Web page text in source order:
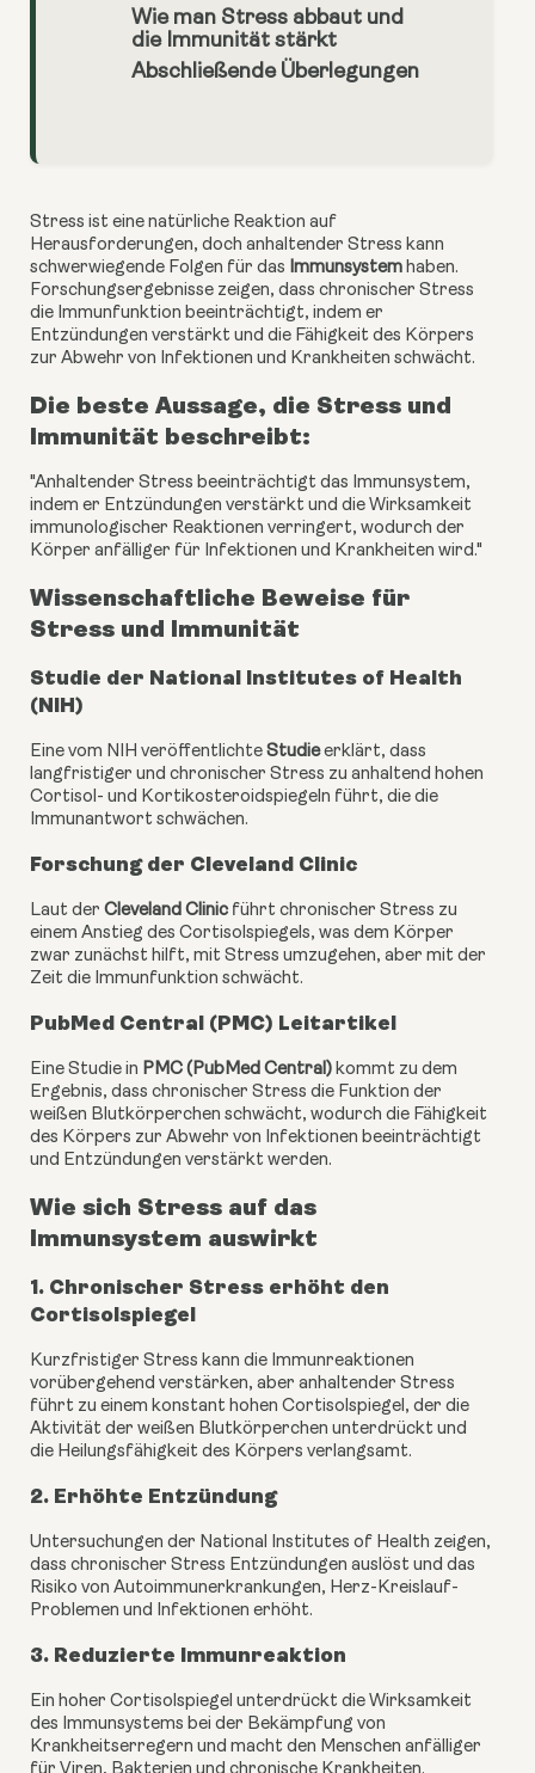
Wie man Stress abbaut und
die Immunität stärkt
Abschließende Überlegungen
Stress ist eine natürliche Reaktion auf
Herausforderungen, doch anhaltender Stress kann
schwerwiegende Folgen für das Immunsystem haben.
Forschungsergebnisse zeigen, dass chronischer Stress
die Immunfunktion beeinträchtigt, indem er
Entzündungen verstärkt und die Fähigkeit des Körpers
zur Abwehr von Infektionen und Krankheiten schwächt.
Die beste Aussage, die Stress und
Immunität beschreibt:
"Anhaltender Stress beeinträchtigt das Immunsystem,
indem er Entzündungen verstärkt und die Wirksamkeit
immunologischer Reaktionen verringert, wodurch der
Körper anfälliger für Infektionen und Krankheiten wird."
Wissenschaftliche Beweise für
Stress und Immunität
Studie der National Institutes of Health
(NIH)
Eine vom NIH veröffentlichte Studieerklärt, dass
langfristiger und chronischer Stress zu anhaltend hohen
Cortisol- und Kortikosteroidspiegeln führt, die die
Immunantwort schwächen.
Forschung der Cleveland Clinic
Laut der Cleveland Clinicführt chronischer Stress zu
einem Anstieg des Cortisolspiegels, was dem Körper
zwar zunächst hilft, mit Stress umzugehen, aber mit der
Zeit die Immunfunktion schwächt.
PubMed Central (PMC) Leitartikel
Eine Studie in PMC (PubMed Central) kommt zu dem
Ergebnis, dass chronischer Stress die Funktion der
weißen Blutkörperchen schwächt, wodurch die Fähigkeit
des Körpers zur Abwehr von Infektionen beeinträchtigt
und Entzündungen verstärkt werden.
Wie sich Stress auf das
Immunsystem auswirkt
1. Chronischer Stress erhöht den
Cortisolspiegel
Kurzfristiger Stress kann die Immunreaktionen
vorübergehend verstärken, aber anhaltender Stress
führt zu einem konstant hohen Cortisolspiegel, der die
Aktivität der weißen Blutkörperchen unterdrückt und
die Heilungsfähigkeit des Körpers verlangsamt.
2. Erhöhte Entzündung
Untersuchungen der National Institutes of Health zeigen,
dass chronischer Stress Entzündungen auslöst und das
Risiko von Autoimmunerkrankungen, Herz-Kreislauf-
Problemen und Infektionen erhöht.
3. Reduzierte Immunreaktion
Ein hoher Cortisolspiegel unterdrückt die Wirksamkeit
des Immunsystems bei der Bekämpfung von
Krankheitserregern und macht den Menschen anfälliger